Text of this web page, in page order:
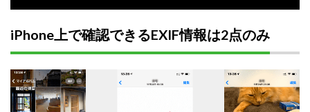
iPhone上で確認できるEXIF情報は2点のみ